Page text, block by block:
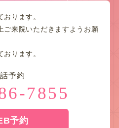
ります。
ご来院いただきますようお願
ります。
予約
7855
予約